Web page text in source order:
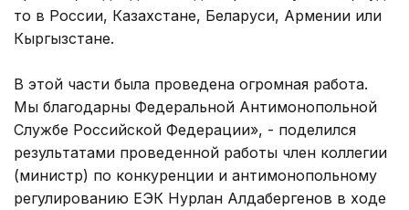
то в России, Казахстане, Беларуси, Армении или
Кыргызстане.
В этой части была проведена огромная работа.
Мы благодарны Федеральной Антимонопольной
Службе Российской Федерации», - поделился
результатами проведенной работы член коллегии
(министр) по конкуренции и антимонопольному
регулированию ЕЭК Нурлан Алдабергенов в ходе